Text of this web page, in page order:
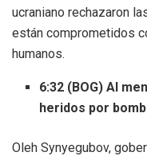
ucraniano rechazaron
están comprometidos
humanos.
6:32 (BOG) Al
heridos por
Oleh Synyegubov,